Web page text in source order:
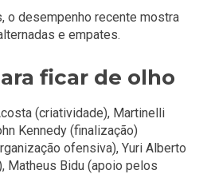
o desempenho recente mostra
e empates.
ficar de olho
(criatividade), Martinelli
Kennedy (finalização)
ofensiva), Yuri Alberto
Matheus Bidu (apoio pelos